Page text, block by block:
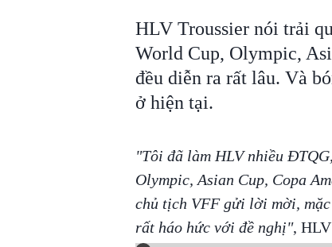
HLV Troussier nói trải
World Cup, Olympic,
đều diễn ra rất lâu. Và
ở hiện tại.
"Tôi đã làm HLV nhiều
Olympic, Asian Cup, Copa
chủ tịch VFF gửi lời mời,
rất háo hức với đề nghị",